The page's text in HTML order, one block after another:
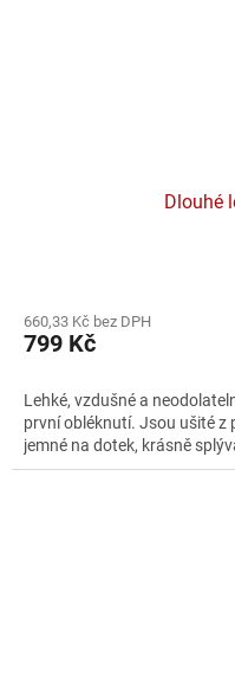
Dlouhé
660,33 Kč bez DPH
799 Kč
Lehké, vzdušné a
první obléknutí. Jsou ušité z
jemné na dotek, krásně